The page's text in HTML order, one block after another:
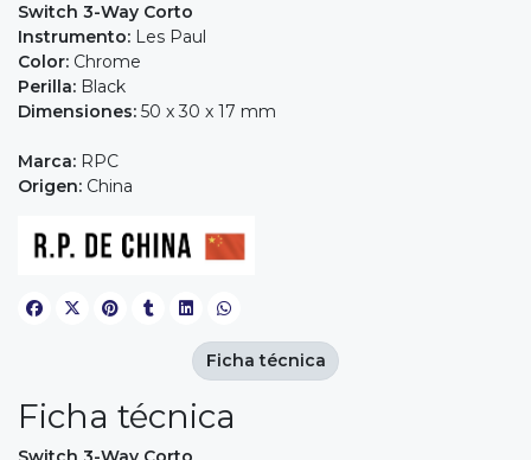
Switch 3-Way Corto
Instrumento: Les Paul
Color: Chrome
Perilla: Black
Dimensiones: 50 x 30 x 17 mm
Marca: RPC
Origen: China
Ficha técnica
Ficha técnica